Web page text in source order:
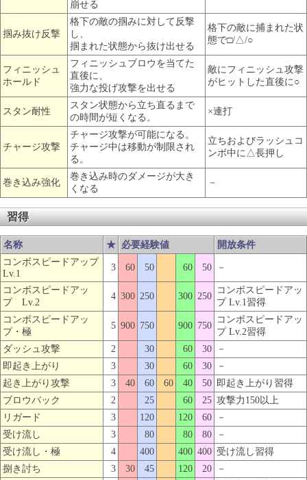
崩せる
掴み抜け反撃
格下の敵の掴みに対して反撃
し、
掴まれた状態から抜け出せる
格下の敵に捕まれた状
態で□/△/○
フィニッシュ
ホールド
フィニッシュブロウを当てた
直後に、
強力な投げ攻撃を出せる
敵にフィニッシュ攻撃
がヒットした直後に○
スタン耐性
スタン状態から立ち直るまで
の時間が短くなる。
×連打
チャージ攻撃
チャージ攻撃が可能になる。
チャージ中は移動が制限され
る。
立ちおよびラッシュコ
ンボ中に△長押し
巻き込み強化
巻き込み時のダメージが大き
くなる
－
習得
名称 ★ 必要経験値
開放条件
コンボスピードアップ
Lv.1
3 60 50 60 50 －
コンボスピードアッ
プ Lv.2
4 300 250 300 250
コンボスピードアッ
プ Lv.1習得
コンボスピードアッ
プ・極
5 900 750 900 750
コンボスピードアッ
プ Lv.2習得
ダッシュ攻撃
2 30 60 30
－
即起き上がり
3 30 60 30
－
起き上がり攻撃
3 40 60 60 40 50 即起き上がり習得
ブロウバック
2 25 60 25 攻撃力150以上
リガード
3 120 120 60
－
受け流し
3 80 80 80
－
受け流し・極
4 400 400 400 受け流し習得
捌き討ち
3 30 45 120 20
－